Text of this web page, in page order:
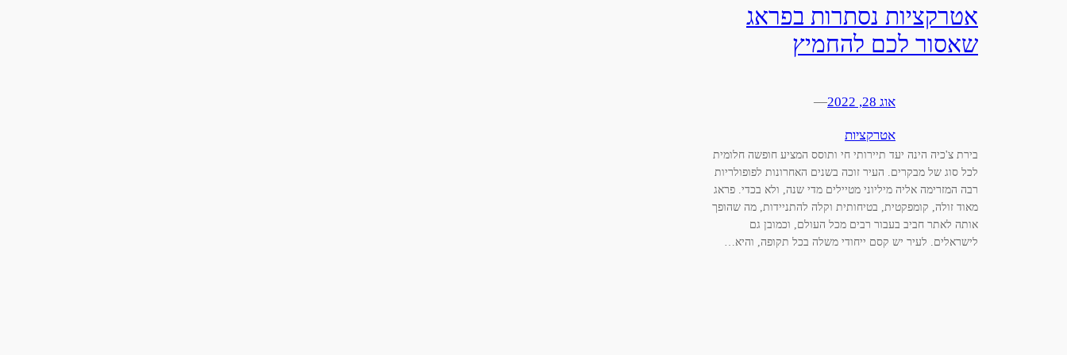
אטרקציות נסתרות בפראג
שאסור לכם להחמיץ
אוג 28, 2022 —
אטרקציות
בירת צ'כיה הינה יעד תיירותי חי ותוסס המציע חופשה חלומית
לכל סוג של מבקרים. העיר זוכה בשנים האחרונות לפופולריות
רבה המזרימה אליה מיליוני מטיילים מדי שנה, ולא בכדי. פראג
מאוד זולה, קומפקטית, בטיחותית וקלה להתניידות, מה שהופך
אותה לאתר חביב בעבור רבים מכל העולם, וכמובן גם
לישראלים. לעיר יש קסם ייחודי משלה בכל תקופה, והיא…